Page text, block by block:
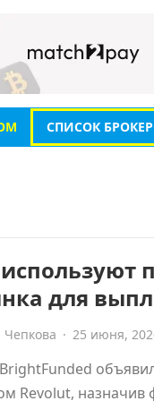
СПИСОК
для
Чепкова · 25 июня,
Revolut, назначив